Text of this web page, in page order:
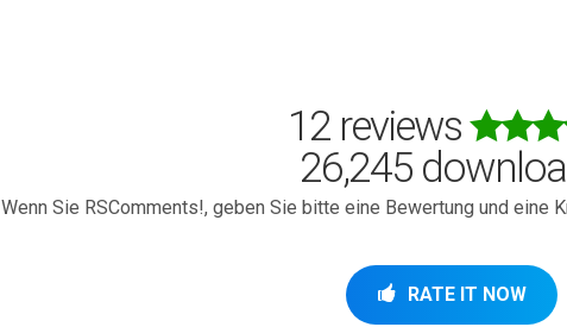
12 reviews
26,245
Wenn Sie RSComments!, geben Sie bitte eine Bewertung und eine
RATE IT NOW